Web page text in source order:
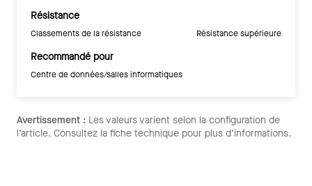
Résistance
Classements de la résistance Résistance supérieure
Recommandé pour
Centre de données/salles informatiques
Avertissement : Les valeurs varient selon la configuration de
l’article. Consultez la fiche technique pour plus d’informations.